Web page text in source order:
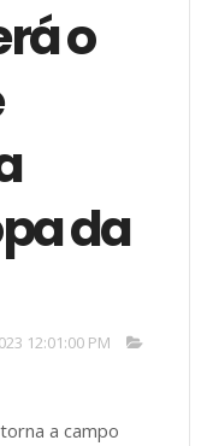
o
da
12:01:00 PM
a campo